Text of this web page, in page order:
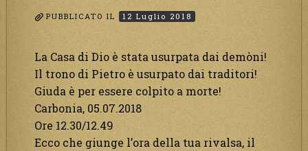
PUBBLICATO IL 12 Luglio 2018
La Casa di Dio è stata usurpata dai demòni!
Il trono di Pietro è usurpato dai traditori!
Giuda è per essere colpito a morte!
Carbonia, 05.07.2018
Ore 12.30/12.49
Ecco che giunge l’ora della tua rivalsa, il